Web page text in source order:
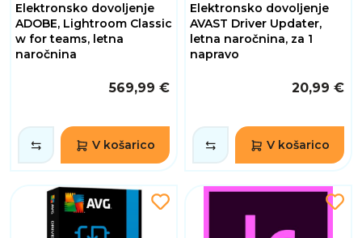
Elektronsko dovoljenje
ADOBE, Lightroom Classic
w for teams, letna
naročnina
569,99 €
V košarico
Elektronsko dovoljenje
AVAST Driver Updater,
letna naročnina, za 1
napravo
20,99 €
V košarico